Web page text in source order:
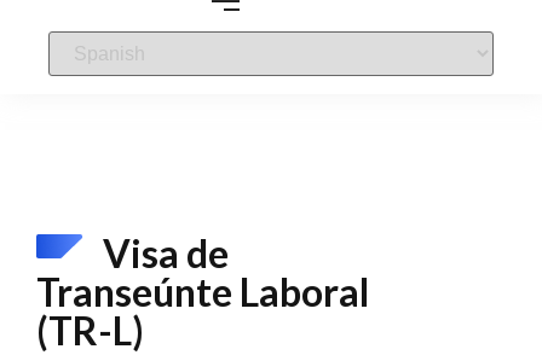
Visa de
Transeúnte Laboral
(TR-L)